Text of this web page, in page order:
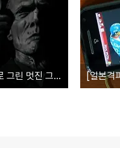
스마트폰으로 그린 멋진 그림 제작과정, 그 두 번째!